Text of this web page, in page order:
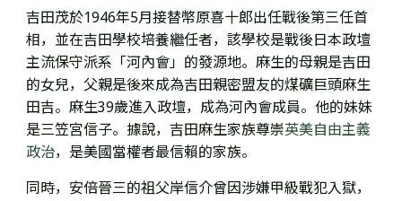
吉田茂於1946年5月接替幣原喜十郎出任戰後第三任首
相， 並在吉田學校培養繼任者，該學校是戰後日本政壇
主流保守派系「河內會」的發源地。麻生的母親是吉田
的女兒， 父親是後來成為吉田親密盟友的煤礦巨頭麻生
田吉。麻生39歲進入政壇，成為河內會成員。他的妹妹
是三笠宮信子。 據說，吉田麻生家族尊崇英美自由主義
政治，是美國當權者最信賴的家族。
同時， 安倍晉三的祖父岸信介曾因涉嫌甲級戰犯入獄，